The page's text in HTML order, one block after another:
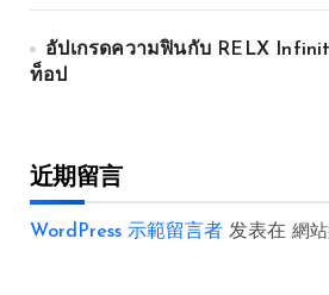
อัปเกรดความฟินกับ RELX
ท็อป
近期留言
WordPress 示範留言者 发表在 網